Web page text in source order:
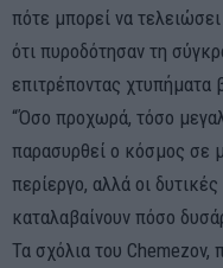
πότε μπορεί να
ότι πυροδότησαν τη
επιτρέποντας χτυπήματα
“Όσο προχωρά, τόσο
παρασυρθεί ο κόσμος σε
περίεργο, αλλά οι
καταλαβαίνουν πόσο
Τα σχόλια του Chemezov,